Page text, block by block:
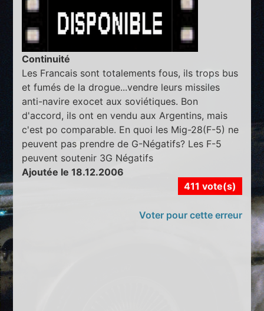
Continuité
Les Francais sont totalements fous, ils trops bus
et fumés de la drogue...vendre leurs missiles
anti-navire exocet aux soviétiques. Bon
d'accord, ils ont en vendu aux Argentins, mais
c'est po comparable. En quoi les Mig-28(F-5) ne
peuvent pas prendre de G-Négatifs? Les F-5
peuvent soutenir 3G Négatifs
Ajoutée le 18.12.2006
411 vote(s)
Voter pour cette erreur